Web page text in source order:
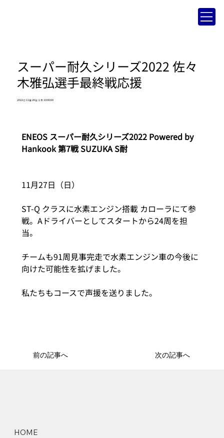
スーパー耐久シリーズ2022 佐々
木雅弘選手最終戦応援
2022년 11월 26일 오후 10:00:00
前の記事へ 次の記事へ
ENEOS スーパー耐久シリーズ2022 Powered by
Hankook 第7戦 SUZUKA S耐
11月27日（日）
ST-Q クラスに水素エンジン搭載 カローラにて参
戦。Aドライバーとしてスタートから24周を担
当。
チームも91周見事完走で水素エンジン車の今後に
向けた可能性を拡げました。
私たちもコースで声援を送りました。
HOME